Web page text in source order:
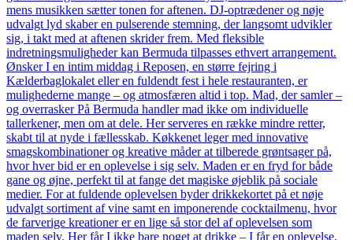
mens musikken sætter tonen for aftenen. DJ-optrædener og nøje
udvalgt lyd skaber en pulserende stemning, der langsomt udvikler
sig, i takt med at aftenen skrider frem. Med fleksible
indretningsmuligheder kan Bermuda tilpasses ethvert arrangement.
Ønsker I en intim middag i Reposen, en større fejring i
Kælderbaglokalet eller en fuldendt fest i hele restauranten, er
mulighederne mange – og atmosfæren altid i top. Mad, der samler –
og overrasker På Bermuda handler mad ikke om individuelle
tallerkener, men om at dele. Her serveres en række mindre retter,
skabt til at nyde i fællesskab. Køkkenet leger med innovative
smagskombinationer og kreative måder at tilberede grøntsager på,
hvor hver bid er en oplevelse i sig selv. Maden er en fryd for både
gane og øjne, perfekt til at fange det magiske øjeblik på sociale
medier. For at fuldende oplevelsen byder drikkekortet på et nøje
udvalgt sortiment af vine samt en imponerende cocktailmenu, hvor
de farverige kreationer er en lige så stor del af oplevelsen som
maden selv. Her får I ikke bare noget at drikke – I får en oplevelse,